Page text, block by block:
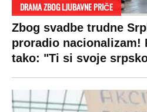
DRAMA ZBOG LJUBAVNE PRIČE
Zbog svadbe trudne
proradio nacionalizam!
tako: "Ti si svoje